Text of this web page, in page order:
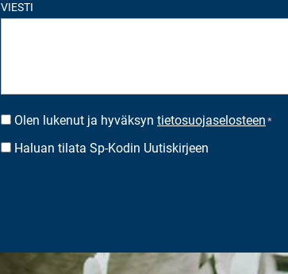
VIESTI
SUOSTUMUS*
Olen lukenut ja hyväksyn tietosuojaselosteen *
UUTISKIRJEEN
Haluan tilata Sp-Kodin Uutiskirjeen